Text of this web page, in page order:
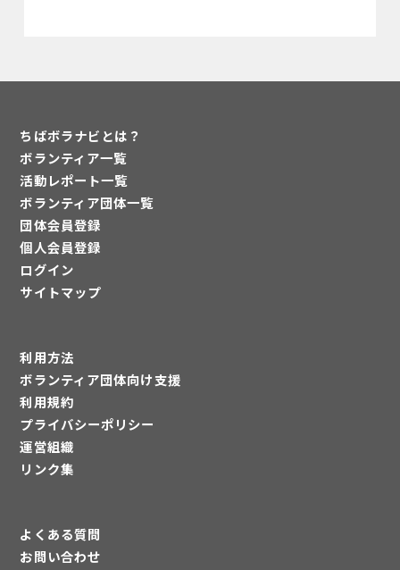
ちばボラナビとは？
ボランティア一覧
活動レポート一覧
ボランティア団体一覧
団体会員登録
個人会員登録
ログイン
サイトマップ
利用方法
ボランティア団体向け支援
利用規約
プライバシーポリシー
運営組織
リンク集
よくある質問
お問い合わせ